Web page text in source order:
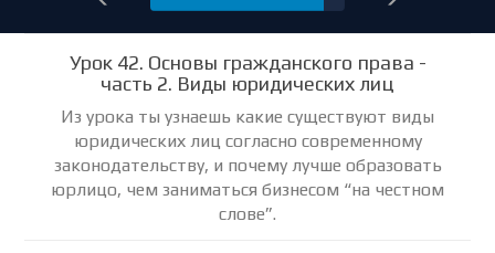
Урок 42. Основы гражданского права -
часть 2. Виды юридических лиц
Из урока ты узнаешь какие существуют виды
юридических лиц согласно современному
законодательству, и почему лучше образовать
юрлицо, чем заниматься бизнесом “на честном
слове”.